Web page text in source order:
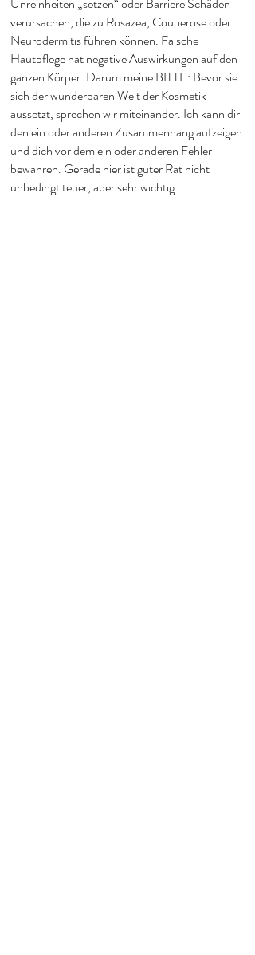
verursachen, die zu Rosazea, Couperose oder
Neurodermitis führen können. Falsche
Hautpflege hat negative Auswirkungen auf den
ganzen Körper. Darum meine BITTE: Bevor sie
sichder wunderbaren Welt der Kosmetik
aussetzt, sprechen wir miteinander. Ich kann dir
den ein oder anderen Zusammenhang aufzeigen
und dich vor dem ein oder anderen Fehler
bewahren. Gerade hier ist guter Rat nicht
unbedingt teuer, aber sehr wichtig.